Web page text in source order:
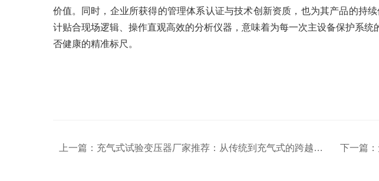
价值。同时，企业所获得的管理体系认证与技术创新资质，也为其产品的持
计贴合现场逻辑、操作直观高效的分析仪器，意味着为每一次主设备保护系
否健康的精准标尺。
上一篇： 充气式试验变压器厂家推荐：从传统到充气式的跨越与武汉特高压方案观察 下一篇：